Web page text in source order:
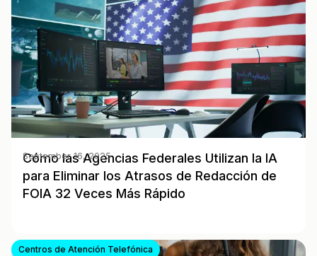
Cómo las Agencias Federales Utilizan la IA
para Eliminar los Atrasos de Redacción de
FOIA 32 Veces Más Rápido
September 16, 2025
Centros de Atención Telefónica